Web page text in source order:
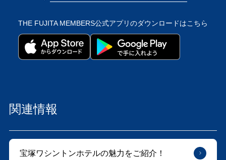
THE FUJITA MEMBERS公式アプリのダウンロードはこちら
関連情報
宝塚ワシントンホテルの魅力をご紹介！